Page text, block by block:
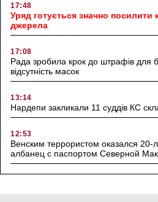
17:48
Уряд готується значно посилити
джерела
17:08
Рада зробила крок до штрафів для
відсутність масок
13:14
Нардепи закликали 11 суддів КС
12:53
Венским террористом оказался 20-
албанец с паспортом Северной